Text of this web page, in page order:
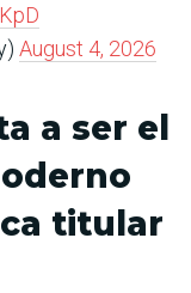
August 4, 2026
a ser el
titular